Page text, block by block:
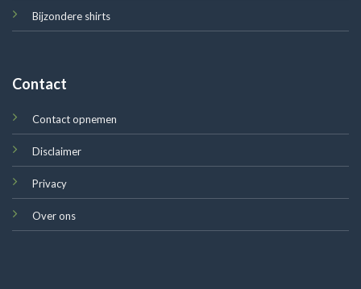
Bijzondere shirts
Contact
Contact opnemen
Disclaimer
Privacy
Over ons